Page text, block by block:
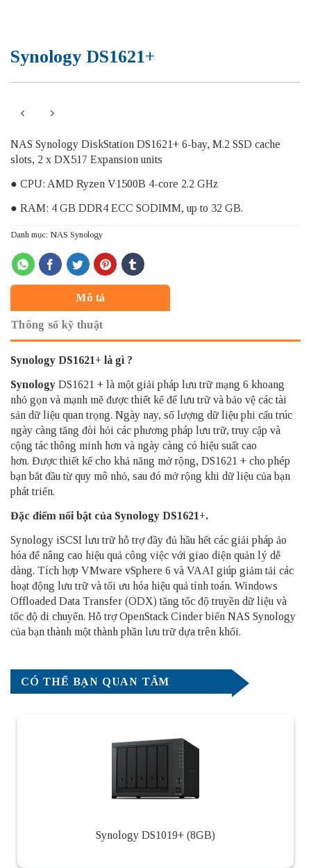
Synology DS1621+
NAS Synology DiskStation DS1621+ 6-bay, M.2 SSD cache
slots, 2 x DX517 Expansion units
● CPU: AMD Ryzen V1500B 4-core 2.2 GHz
● RAM: 4 GB DDR4 ECC SODIMM, up to 32 GB.
Danh mục: NAS Synology
Mô tả
Thông số kỹ thuật
Synology DS1621+ là gì ?
Synology DS1621 + là một giải pháp lưu trữ mạng 6 khoang
nhỏ gọn và mạnh mẽ được thiết kế để lưu trữ và bảo vệ các tài
sản dữ liệu quan trọng. Ngày nay, số lượng dữ liệu phi cấu trúc
ngày càng tăng đòi hỏi các phương pháp lưu trữ, truy cập và
cộng tác thông minh hơn và ngày càng có hiệu suất cao
hơn. Được thiết kế cho khả năng mở rộng, DS1621 + cho phép
bạn bắt đầu từ quy mô nhỏ, sau đó mở rộng khi dữ liệu của bạn
phát triển.
Đặc điểm nổi bật của Synology DS1621+.
Synology iSCSI lưu trữ hỗ trợ đầy đủ hầu hết các giải pháp ảo
hóa để nâng cao hiệu quả công việc với giao diện quản lý dễ
dàng. Tích hợp VMware vSphere 6 và VAAI giúp giảm tải các
hoạt động lưu trữ và tối ưu hóa hiệu quả tính toán. Windows
Offloaded Data Transfer (ODX) tăng tốc độ truyền dữ liệu và
tốc độ di chuyển. Hỗ trợ OpenStack Cinder biến NAS Synology
của bạn thành một thành phần lưu trữ dựa trên khối.
CÓ THỂ BẠN QUAN TÂM
Synology DS1019+ (8GB)